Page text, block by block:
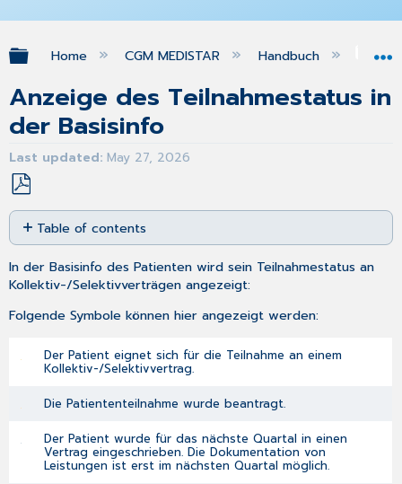
Expand/collapse global hierarchy
Home CGM MEDISTAR Handbuch
Anzeige des Teilnahmestatus in
der Basisinfo
Last updated May 27, 2026
Save
as
PDF
Table of contents
No
headers
In der Basisinfo des Patienten wird sein Teilnahmestatus an
Kollektiv-/Selektivverträgen angezeigt:
Folgende Symbole können hier angezeigt werden:
Der Patient eignet sich für die Teilnahme an einem
Kollektiv-/Selektivvertrag.
Die Patiententeilnahme wurde beantragt.
Der Patient wurde für das nächste Quartal in einen
Vertrag eingeschrieben. Die Dokumentation von
Leistungen ist erst im nächsten Quartal möglich.